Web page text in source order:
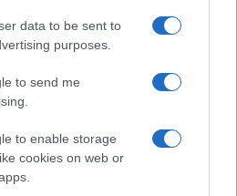
data to be sent to
purposes.
to send me
to enable storage
cookies on web or